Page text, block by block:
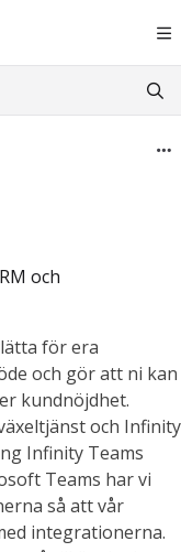
docs.icc.infracom.se/
further.
och
för era
och gör att ni kan
kundnöjdhet.
och Infinity
Infinity Teams
Teams har vi
så att vår
integrationerna.